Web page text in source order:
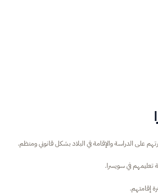
الدراسة والإقامة في البلاد بشكل قانوني ومنظم.
في سويسرا.
إقامتهم.